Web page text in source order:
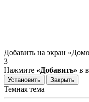
Добавить на экран
3
Нажмите «Добавить» в
Установить Закрыть
Темная тема